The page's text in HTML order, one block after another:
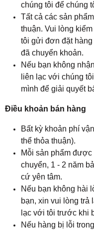
chúng tôi để chúng
Tất cả các sản
thuận. Vui lòng
tôi gửi đơn đặt hàng
đã chuyển khoản.
Nếu bạn không
liên lạc với chúng
mình để giải quyết
Điều khoản bán hàng
Bất kỳ khoản phí
thể thỏa thuận).
Mỗi sản phẩm
chuyển, 1 - 2 năm
cứ yên tâm.
Nếu bạn không hài
bạn, xin vui lòng trả
lạc với tôi trước khi
Nếu hàng bị lỗi